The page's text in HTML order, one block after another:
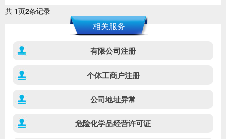
共 1页2条记录
相关服务
有限公司注册
个体工商户注册
公司地址异常
危险化学品经营许可证